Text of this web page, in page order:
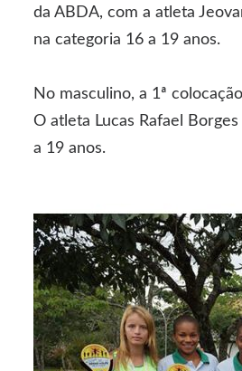
da ABDA, com a atleta
na categoria 16 a 19 anos.
No masculino, a 1ª
O atleta Lucas Rafael
a 19 anos.